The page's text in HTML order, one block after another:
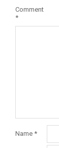
Comment
*
Name *